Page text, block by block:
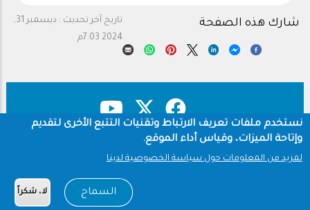
تاريخ آخر تحديث :
ديسمبر 31,
2024 7:03م
شارك هذه الصفحة
Footer
نستخدم ملفات تعريف الارتباط وتقنيات التتبع الأخرى لتقديم
وإتاحة الميزات، وقياس أداء الموقع.
لمزيد من المعلومات حول سياسة الخصوصية لدينا
السماح لا، شكراً